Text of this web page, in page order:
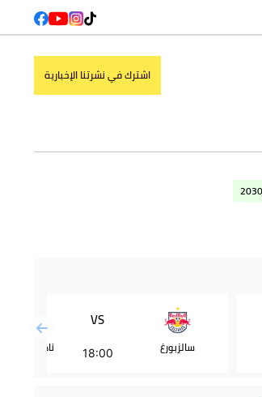
اشترك في نشرتنا الإخبارية
سالزبورغ
VS
18:00